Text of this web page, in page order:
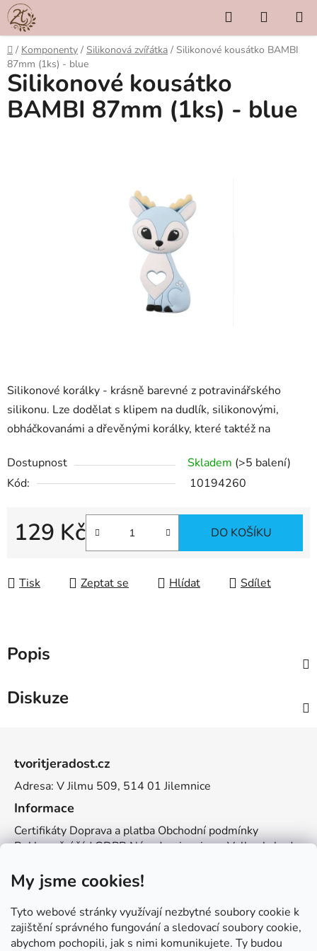
My jsme cookies!
Tyto webové stránky využívají nezbytné soubory cookie k
zajištění správného fungování a sledovací soubory cookie,
abychom pochopili, jak s nimi komunikujete. Ty budou
Přejít
na
obsah
Hledat
KOŠÍK
Domů
/ Komponenty / Silikonová zvířátka / Silikonové kousátko BAMBI
87mm (1ks) - blue
Silikonové korálky - krásně barevné z potravinářského
silikonu. Lze dodělat s klipem na dudlík, silikonovými,
obháčkovanámi a dřevěnými korálky, které taktéž na
Dostupnost Skladem (>5 balení)
Kód:
10194260
129 Kč DO KOŠÍKU
Tisk Zeptat se Hlídat Sdílet
Silikonové kousátko
BAMBI 87mm (1ks) - blue
Popis
Diskuze
tvoritjeradost.cz
Adresa: V Jilmu 509, 514 01 Jilemnice
Informace
Certifikáty Doprava a platba Obchodní podmínky
Reklamační řádGDPRNávody a inspiraceVelkoobchod
Kontakt
info@zemetvoreni.cz Míša:605 077 705
Adél:775 683 521
Zemětvoření